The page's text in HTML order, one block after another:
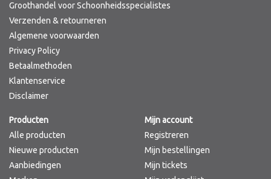
Groothandel voor Schoonheidsspecialistes
Verzenden & retourneren
Algemene voorwaarden
Privacy Policy
Betaalmethoden
Klantenservice
Disclaimer
Producten
Alle producten
Nieuwe producten
Aanbiedingen
Mijn account
Registreren
Mijn bestellingen
Mijn tickets